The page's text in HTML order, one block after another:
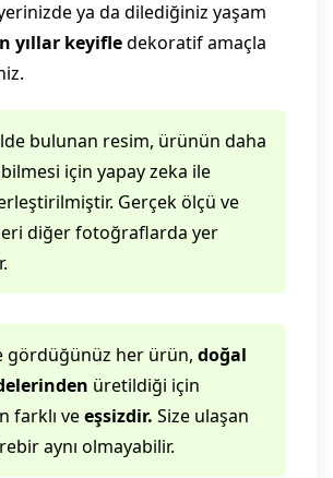
ya da dilediğiniz yaşam
yıllar keyifledekoratif amaçla
bulunan resim, ürünün daha
için yapay zeka ile
Gerçek ölçü ve
diğer fotoğraflarda yer
gördüğünüz her ürün, doğal
üretildiği için
farklı veeşsizdir. Size ulaşan
aynı olmayabilir.